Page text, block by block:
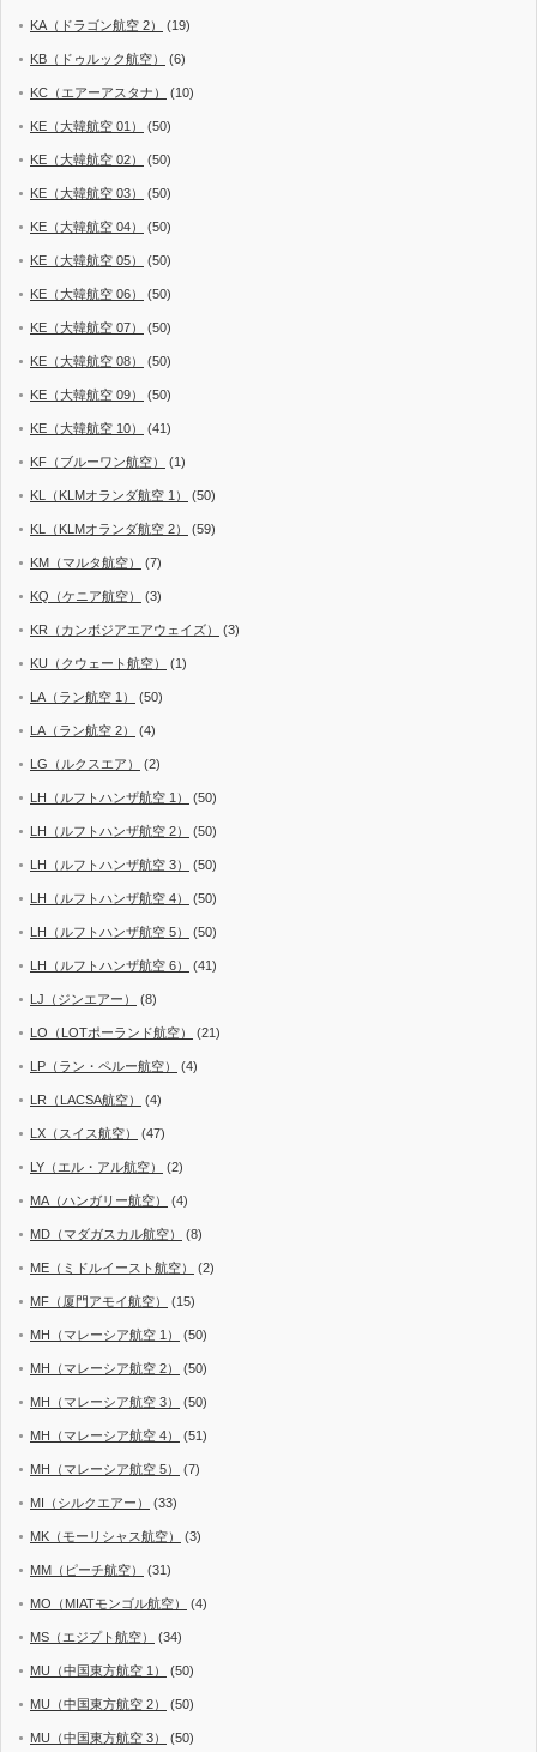
KA（ドラゴン航空 2） (19)
KB（ドゥルック航空） (6)
KC（エアーアスタナ） (10)
KE（大韓航空 01） (50)
KE（大韓航空 02） (50)
KE（大韓航空 03） (50)
KE（大韓航空 04） (50)
KE（大韓航空 05） (50)
KE（大韓航空 06） (50)
KE（大韓航空 07） (50)
KE（大韓航空 08） (50)
KE（大韓航空 09） (50)
KE（大韓航空 10） (41)
KF（ブルーワン航空） (1)
KL（KLMオランダ航空 1） (50)
KL（KLMオランダ航空 2） (59)
KM（マルタ航空） (7)
KQ（ケニア航空） (3)
KR（カンボジアエアウェイズ） (3)
KU（クウェート航空） (1)
LA（ラン航空 1） (50)
LA（ラン航空 2） (4)
LG（ルクスエア） (2)
LH（ルフトハンザ航空 1） (50)
LH（ルフトハンザ航空 2） (50)
LH（ルフトハンザ航空 3） (50)
LH（ルフトハンザ航空 4） (50)
LH（ルフトハンザ航空 5） (50)
LH（ルフトハンザ航空 6） (41)
LJ（ジンエアー） (8)
LO（LOTポーランド航空） (21)
LP（ラン・ペルー航空） (4)
LR（LACSA航空） (4)
LX（スイス航空） (47)
LY（エル・アル航空） (2)
MA（ハンガリー航空） (4)
MD（マダガスカル航空） (8)
ME（ミドルイースト航空） (2)
MF（厦門アモイ航空） (15)
MH（マレーシア航空 1） (50)
MH（マレーシア航空 2） (50)
MH（マレーシア航空 3） (50)
MH（マレーシア航空 4） (51)
MH（マレーシア航空 5） (7)
MI（シルクエアー） (33)
MK（モーリシャス航空） (3)
MM（ピーチ航空） (31)
MO（MIATモンゴル航空） (4)
MS（エジプト航空） (34)
MU（中国東方航空 1） (50)
MU（中国東方航空 2） (50)
MU（中国東方航空 3） (50)